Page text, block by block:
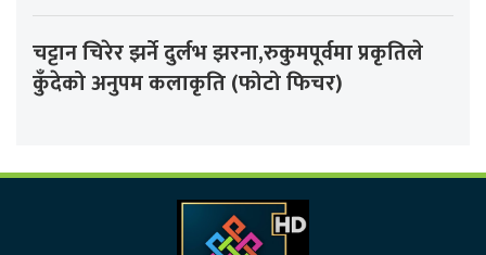
चट्टान चिरेर झर्ने दुर्लभ झरना,रुकुमपूर्वमा प्रकृतिले
कुँदेको अनुपम कलाकृति (फोटो फिचर)